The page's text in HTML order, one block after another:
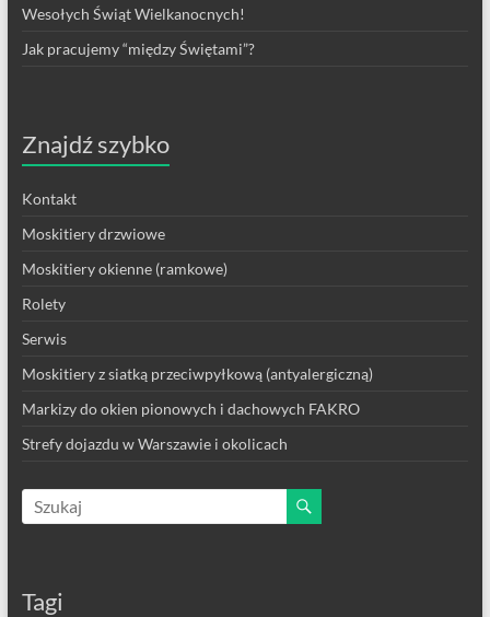
Wesołych Świąt Wielkanocnych!
Jak pracujemy “między Świętami”?
Znajdź szybko
Kontakt
Moskitiery drzwiowe
Moskitiery okienne (ramkowe)
Rolety
Serwis
Moskitiery z siatką przeciwpyłkową (antyalergiczną)
Markizy do okien pionowych i dachowych FAKRO
Strefy dojazdu w Warszawie i okolicach
Tagi